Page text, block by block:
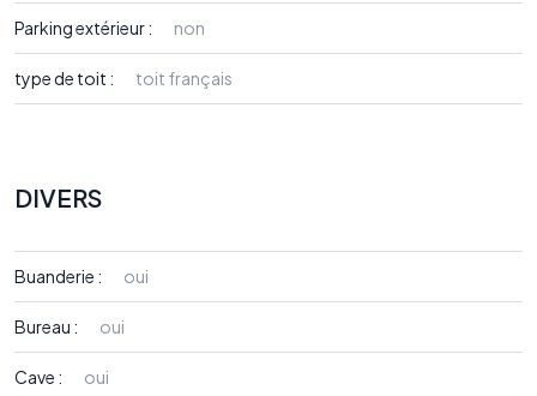
Parking extérieur : non
type de toit : toit français
DIVERS
Buanderie : oui
Bureau : oui
Cave : oui